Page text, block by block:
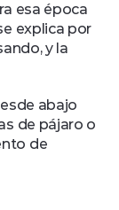
esa época
explica por
y la
abajo
de pájaro o
de